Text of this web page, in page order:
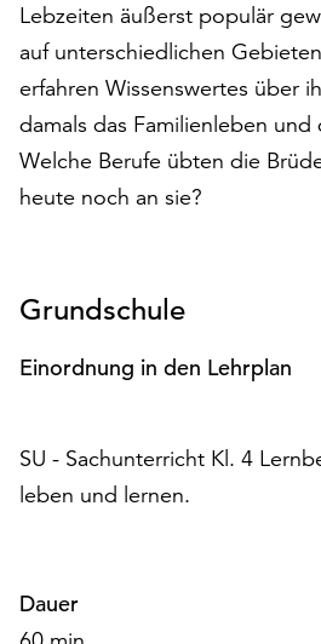
Klicken
Sie
auf
„Alle
akzeptieren“,
um
alle
Cookies
Sie
können
Ihr
Einverständnis
und
widerrufen.
am
Ende
Lebzeiten äußerst populär
auf unterschiedlichen
erfahren Wissenswertes über
damals das Familienleben und
Welche Berufe übten die
heute noch an sie?
Grundschule
Einordnung in den Lehrplan
SU - Sachunterricht Kl. 4
leben und lernen.
Dauer